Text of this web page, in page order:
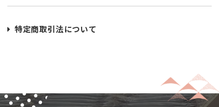
特定商取引法について